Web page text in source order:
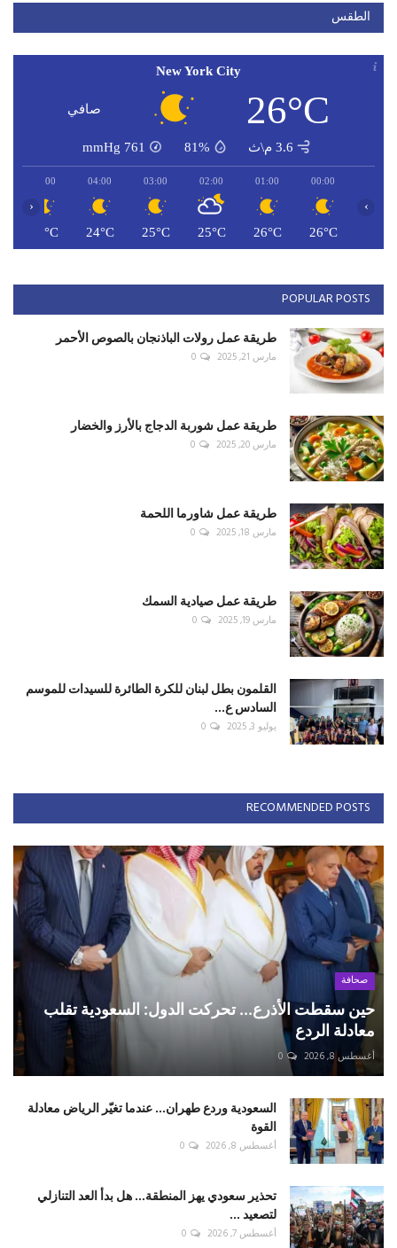
الطقس
New York City
26°C صافي
3.6 م\ث 81%
761
mmHg
00:00
26°C
01:00
26°C
02:00
25°C
03:00
25°C
04:00
24°C
05:00
24°C
‹ ›
POPULAR POSTS
طريقة عمل رولات الباذنجان بالصوص الأحمر
مارس 21, 2025 0
طريقة عمل شوربة الدجاج بالأرز والخضار
مارس 20, 2025 0
طريقة عمل شاورما اللحمة
مارس 18, 2025 0
طريقة عمل صيادية السمك
مارس 19, 2025 0
القلمون بطل لبنان للكرة الطائرة للسيدات للموسم
السادس ع...
يوليو 3, 2025 0
RECOMMENDED POSTS
صحافة
حين سقطت الأذرع... تحركت الدول: السعودية تقلب
معادلة الردع
أغسطس 8, 2026 0
السعودية وردع طهران... عندما تغيّر الرياض معادلة
القوة
أغسطس 8, 2026 0
تحذير سعودي يهز المنطقة... هل بدأ العد التنازلي
لتصعيد ...
أغسطس 7, 2026 0